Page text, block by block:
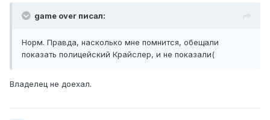
game over писал:
Норм. Правда, насколько мне помнится, обещали
показать полицейский Крайслер, и не показали(
Владелец не доехал.